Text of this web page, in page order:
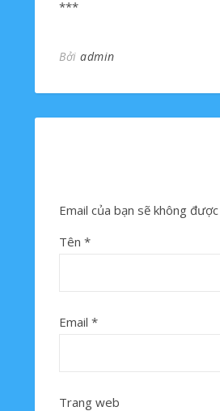
***
Bởi admin
Email của bạn sẽ không
Tên *
Email *
Trang web